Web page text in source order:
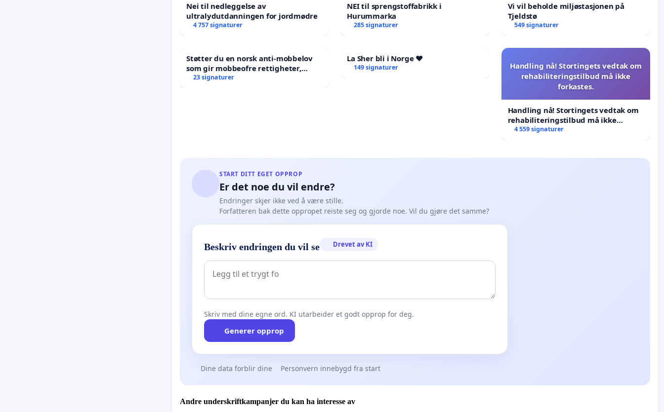
Nei til nedleggelse av
ultralydutdanningen for jordmødre
4 757 signaturer
NEI til sprengstoffabrikk i
Hurummarka
285 signaturer
Vi vil beholde miljøstasjonen på
Tjeldstø
549 signaturer
Støtter du en norsk anti-mobbelov
som gir mobbeofre rettigheter,
oppreisning og hjelp?
23 signaturer
La Sher bli i Norge ❤️
149 signaturer
Handling nå! Stortingets vedtak om
rehabiliteringstilbud må ikke
forkastes.
Handling nå! Stortingets vedtak om
rehabiliteringstilbud må ikke
forkastes.
4 559 signaturer
START DITT EGET OPPROP
Er det noe du vil endre?
Endringer skjer ikke ved å være stille.
Forfatteren bak dette oppropet reiste seg og gjorde noe. Vil du gjøre det samme?
Beskriv endringen du vil se Drevet av KI
Skriv med dine egne ord. KI utarbeider et godt opprop for deg.
Generer opprop
Dine data forblir dine Personvern innebygd fra start
Andre underskriftkampanjer du kan ha interesse av